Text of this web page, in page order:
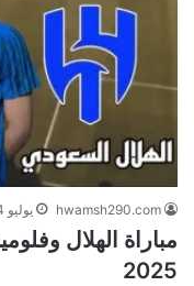
hwamsh290.com يوليو 4, 2025
مباراة الهلال
2025